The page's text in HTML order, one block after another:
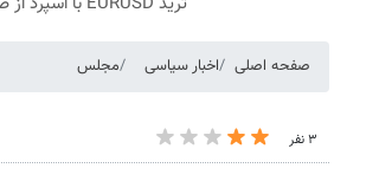
صفحه اصلی اخبار سیاسی مجلس
۳ نفر